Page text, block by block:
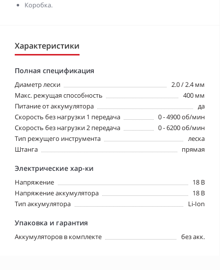
Коробка.
Характеристики
Полная спецификация
Диаметр лески
2.0 / 2.4 мм
Макс. режущая способность
400 мм
Питание от аккумулятора
да
Скорость без нагрузки 1 передача
0 - 4900 об/мин
Скорость без нагрузки 2 передача
0 - 6200 об/мин
Тип режущего инструмента
леска
Штанга
прямая
Электрические хар-ки
Напряжение
18 В
Напряжение аккумулятора
18 В
Тип аккумулятора
Li-Ion
Упаковка и гарантия
Аккумуляторов в комплекте без акк.